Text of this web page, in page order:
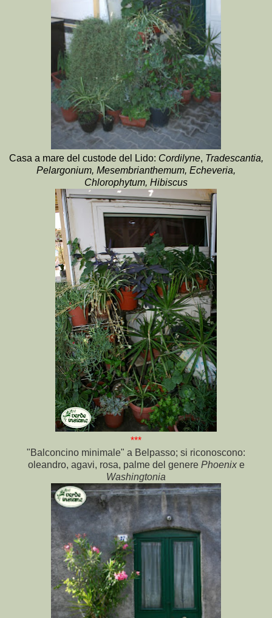
Casa a mare del custode del Lido: Cordilyne, Tradescantia,
Pelargonium, Mesembrianthemum, Echeveria,
Chlorophytum, Hibiscus
***
"Balconcino minimale" a Belpasso; si riconoscono:
oleandro, agavi, rosa, palme del genere Phoenixe
Washingtonia